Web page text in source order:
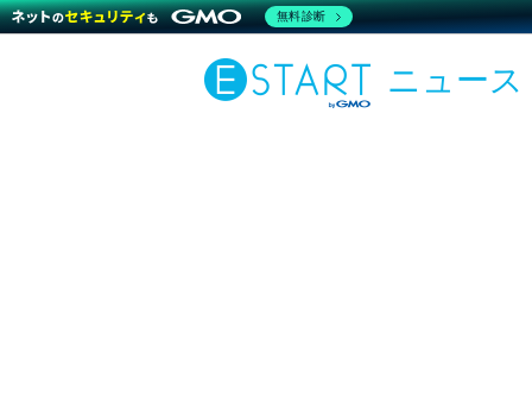
ニュース
無料診断